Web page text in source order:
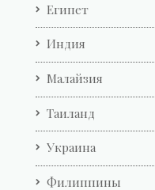
Египет
Индия
Малайзия
Таиланд
Украина
Филиппины